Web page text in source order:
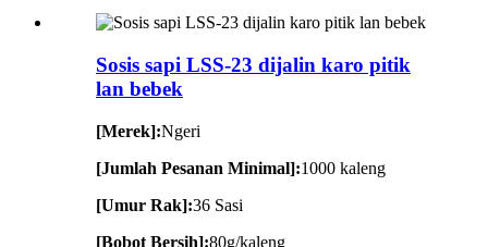
Sosis sapi LSS-23 dijalin karo pitik
lan bebek
[Merek]:Ngeri
[Jumlah Pesanan Minimal]:1000 kaleng
[Umur Rak]:36 Sasi
[Bobot Bersih]:80g/kaleng